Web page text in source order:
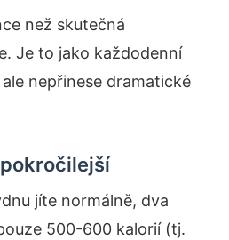
než skutečná
Je to jako každodenní
nepřinese dramatické
jíte normálně, dva
500-600 kalorií (tj.